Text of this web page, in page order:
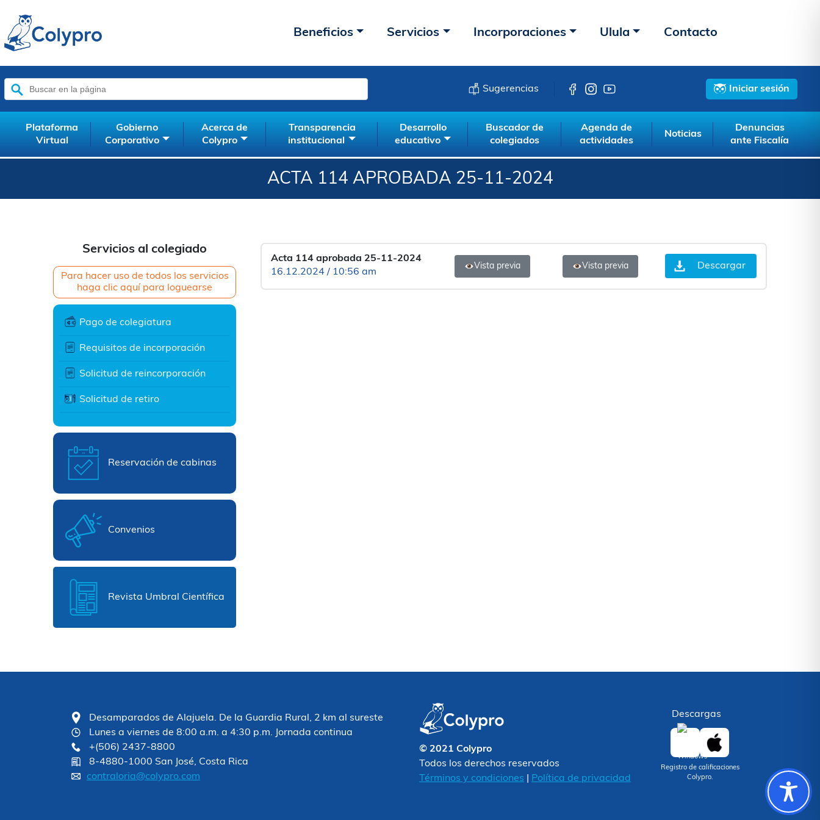
Beneficios Servicios Incorporaciones Ulula Contacto
Buscar:
Sugerencias Iniciar sesión
Plataforma
Virtual
Gobierno
Corporativo
Acerca de
Colypro
Transparencia
institucional
Desarrollo
educativo
Buscador de
colegiados
Agenda de
actividades
Noticias
Denuncias
ante Fiscalía
ACTA 114 APROBADA 25-11-2024
Servicios al colegiado
Para hacer uso de todos los servicios
haga clic aquí para loguearse
Pago de colegiatura
Requisitos de incorporación
Solicitud de reincorporación
Solicitud de retiro
Reservación de cabinas
Convenios
Revista Umbral Científica
Acta 114 aprobada 25-11-2024
16.12.2024 / 10:56 am
Vista previa Vista previa Descargar
Desamparados de Alajuela. De la Guardia Rural, 2 km al sureste
Lunes a viernes de 8:00 a.m. a 4:30 p.m. Jornada continua
+(506) 2437-8800
8-4880-1000 San José, Costa Rica
contraloria@colypro.com
© 2021 Colypro
Todos los derechos reservados
Términos y condiciones
Política de privacidad
Descargas
Registro de calificaciones
Colypro.